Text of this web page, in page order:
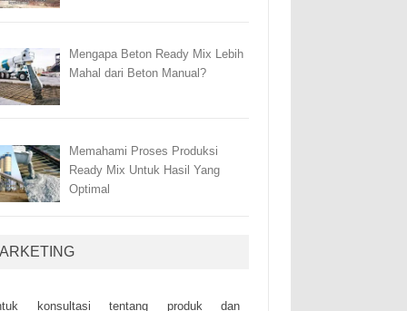
Mengapa Beton Ready Mix Lebih
Mahal dari Beton Manual?
Memahami Proses Produksi
Ready Mix Untuk Hasil Yang
Optimal
kоnsultаsі tеntаng рrоduk dаn